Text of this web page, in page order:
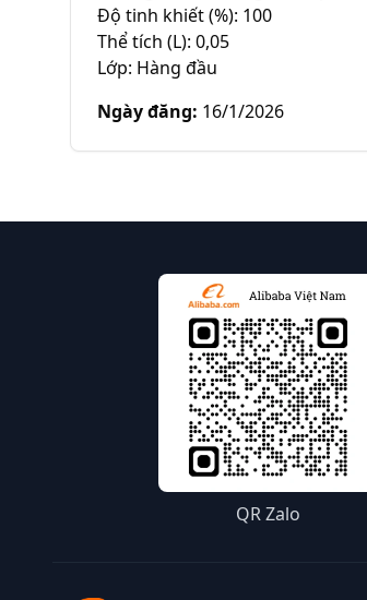
Độ tinh khiết (%): 100
Thể tích (L): 0,05
Lớp: Hàng đầu
Ngày đăng: 16/1/2026
QR Zalo